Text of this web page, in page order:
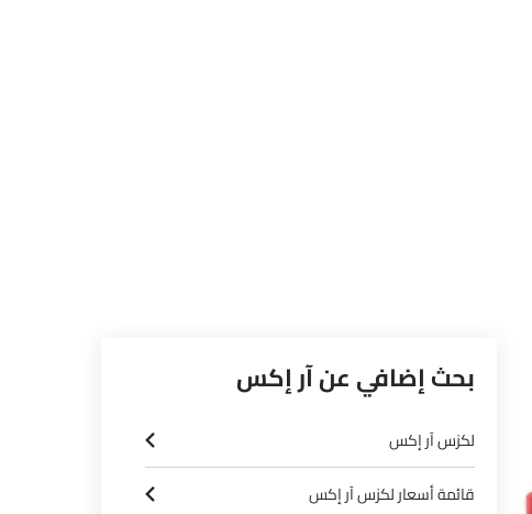
بحث إضافي عن آر إكس
لكزس آر إكس
قائمة أسعار لكزس آر إكس